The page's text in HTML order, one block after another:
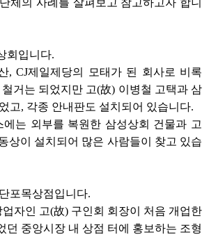
체의 사례를 살펴보고 참고하고자 합니
회입니다.
, CJ제일제당의 모태가 된 회사로 비록
거는 되었지만 고(故) 이병철 고택과 삼
고, 각종 안내판도 설치되어 있습니다.
에는 외부를 복원한 삼성상회 건물과 고
상이 설치되어 많은 사람들이 찾고 있습
포목상점입니다.
자인 고(故) 구인회 회장이 처음 개업한
던 중앙시장 내 상점 터에 홍보하는 조형